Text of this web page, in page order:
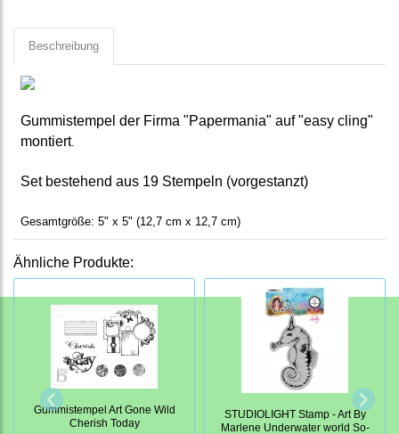
Beschreibung
Gummistempel der Firma "Papermania" auf "easy cling"
montiert.
Set bestehend aus 19 Stempeln (vorgestanzt)
Gesamtgröße: 5" x 5" (12,7 cm x 12,7 cm)
Ähnliche Produkte:
Gummistempel Art Gone Wild
Cherish Today
STUDIOLIGHT Stamp - Art By
Marlene Underwater world So-